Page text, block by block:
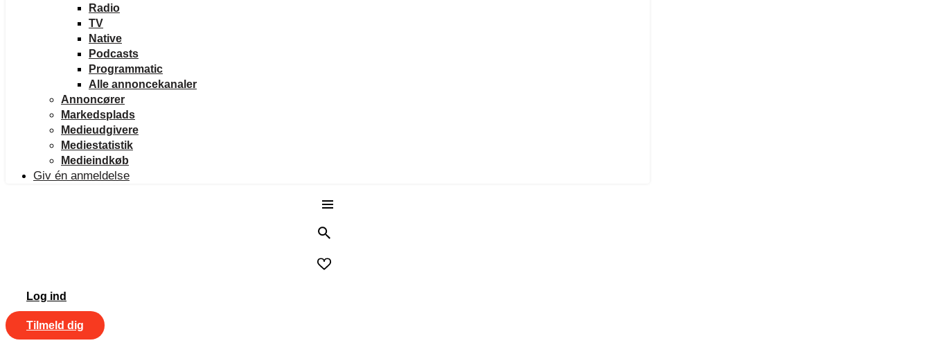
Radio
TV
Native
Podcasts
Programmatic
Alle annoncekanaler
Annoncører
Markedsplads
Medieudgivere
Mediestatistik
Medieindkøb
Giv én anmeldelse
Log ind
Tilmeld dig